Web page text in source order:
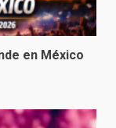
en México